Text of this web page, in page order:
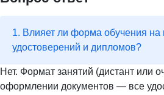
1. Влияет ли форма обучения на
удостоверений и дипломов?
Нет. Формат занятий (дистант или
оформлении документов — все